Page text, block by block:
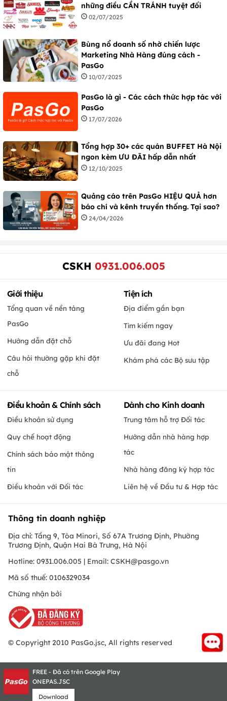
những điều CẦN TRÁNH tuyệt đối
02/07/2025
Bùng nổ doanh số nhờ chiến lược
Marketing Nhà Hàng đúng cách -
PasGo
10/07/2025
PasGo là gì - Các cách thức hợp tác với
PasGo
17/07/2026
Tổng hợp 30+ các quán BUFFET Hà Nội
ngon kèm ƯU ĐÃI hấp dẫn nhất
12/10/2025
Quảng cáo trên PasGo HIỆU QUẢ hơn
báo chí và kênh truyền thống. Tại sao?
24/04/2026
CSKH 0931.006.005
Giới thiệu
Tổng quan về nền tảng
PasGo
Hướng dẫn đặt chỗ
Câu hỏi thường gặp khi đặt
chỗ
Tiện ích
Địa điểm gần bạn
Tìm kiếm ngay
Ưu đãi đang Hot
Khám phá các Bộ sưu tập
Điều khoản & Chính sách
Điều khoản sử dụng
Quy chế hoạt động
Chính sách bảo mật thông
tin
Điều khoản với Đối tác
Dành cho Kinh doanh
Trung tâm hỗ trợ Đối tác
Hướng dẫn nhà hàng hợp
tác
Nhà hàng đăng ký hợp tác
Liên hệ về Đầu tư & Hợp tác
Thông tin doanh nghiệp
Địa chỉ: Tầng 9, Tòa Minori, Số 67A Trương Định, Phường
Trương Định, Quận Hai Bà Trưng, Hà Nội
Hotline: 0931.006.005 | Email: CSKH@pasgo.vn
Mã số thuế: 0106329034
Chứng nhận bởi
© Copyright 2010 PasGo.jsc, All rights reserved
FREE - Đã có trên Google Play
ONEPAS.JSC
Download